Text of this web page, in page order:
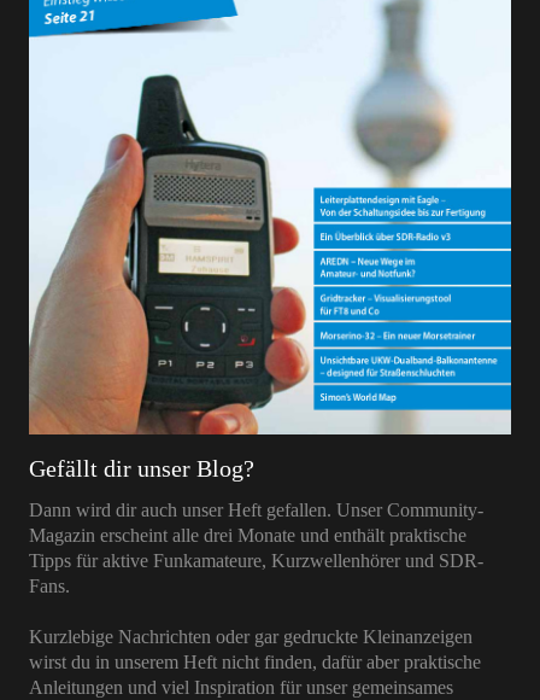
Gefällt dir unser Blog?
Dann wird dir auch unser Heft gefallen. Unser Community-
Magazin erscheint alle drei Monate und enthält praktische
Tipps für aktive Funkamateure, Kurzwellenhörer und SDR-
Fans.
Kurzlebige Nachrichten oder gar gedruckte Kleinanzeigen
wirst du in unserem Heft nicht finden, dafür aber praktische
Anleitungen und viel Inspiration für unser gemeinsames